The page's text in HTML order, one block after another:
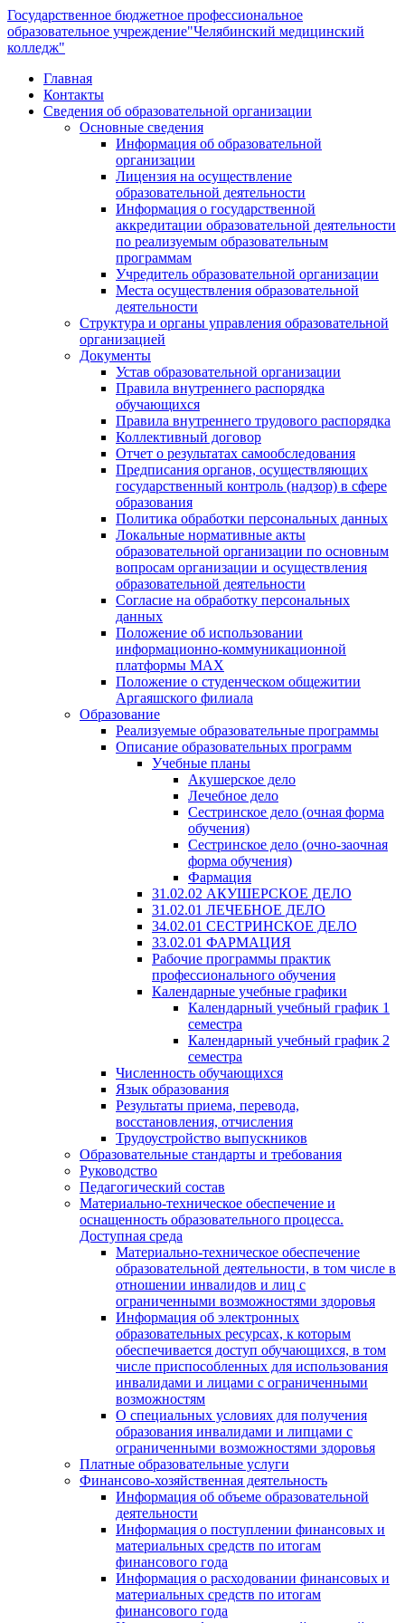
Государственное бюджетное профессиональное
образовательное учреждение"Челябинский медицинский
колледж"
Главная
Контакты
Сведения об образовательной организации
Основные сведения
Информация об образовательной
организации
Лицензия на осуществление
образовательной деятельности
Информация о государственной
аккредитации образовательной деятельности
по реализуемым образовательным
программам
Учредитель образовательной организации
Места осуществления образовательной
деятельности
Структура и органы управления образовательной
организацией
Документы
Устав образовательной организации
Правила внутреннего распорядка
обучающихся
Правила внутреннего трудового распорядка
Коллективный договор
Отчет о результатах самообследования
Предписания органов, осуществляющих
государственный контроль (надзор) в сфере
образования
Политика обработки персональных данных
Локальные нормативные акты
образовательной организации по основным
вопросам организации и осуществления
образовательной деятельности
Согласие на обработку персональных
данных
Положение об использовании
информационно-коммуникационной
платформы MAX
Положение о студенческом общежитии
Аргаяшского филиала
Образование
Реализуемые образовательные программы
Описание образовательных программ
Учебные планы
Акушерское дело
Лечебное дело
Сестринское дело (очная форма
обучения)
Сестринское дело (очно-заочная
форма обучения)
Фармация
31.02.02 АКУШЕРСКОЕ ДЕЛО
31.02.01 ЛЕЧЕБНОЕ ДЕЛО
34.02.01 СЕСТРИНСКОЕ ДЕЛО
33.02.01 ФАРМАЦИЯ
Рабочие программы практик
профессионального обучения
Календарные учебные графики
Календарный учебный график 1
семестра
Календарный учебный график 2
семестра
Численность обучающихся
Язык образования
Результаты приема, перевода,
восстановления, отчисления
Трудоустройство выпускников
Образовательные стандарты и требования
Руководство
Педагогический состав
Материально-техническое обеспечение и
оснащенность образовательного процесса.
Доступная среда
Материально-техническое обеспечение
образовательной деятельности, в том числе в
отношении инвалидов и лиц с
ограниченными возможностями здоровья
Информация об электронных
образовательных ресурсах, к которым
обеспечивается доступ обучающихся, в том
числе приспособленных для использования
инвалидами и лицами с ограниченными
возможностям
О специальных условиях для получения
образования инвалидами и липцами с
ограниченными возможностями здоровья
Платные образовательные услуги
Финансово-хозяйственная деятельность
Информация об объеме образовательной
деятельности
Информация о поступлении финансовых и
материальных средств по итогам
финансового года
Информация о расходовании финансовых и
материальных средств по итогам
финансового года